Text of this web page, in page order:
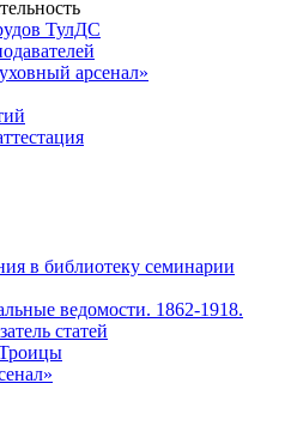
ТулДС
арсенал»
в библиотеку семинарии
ведомости. 1862-1918.
статей